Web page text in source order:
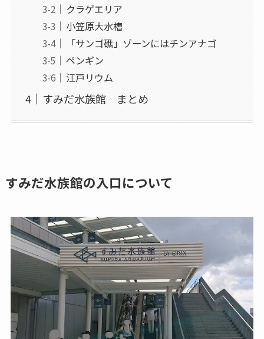
クラゲエリア
小笠原大水槽
「サンゴ礁」ゾーンにはチンアナゴ
ペンギン
江戸リウム
すみだ水族館 まとめ
すみだ水族館の入口について